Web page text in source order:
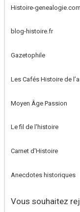
Histoire-genealogie.com
blog-histoire.fr
Gazetophile
Les Cafés Histoire de
Moyen Âge Passion
Le fil de l'histoire
Carnet d'Histoire
Anecdotes historiques
Vous souhaitez